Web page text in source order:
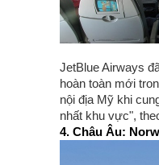
JetBlue Airways
hoàn toàn mới
nội địa Mỹ khi
nhất khu vực",
4. Châu Âu: